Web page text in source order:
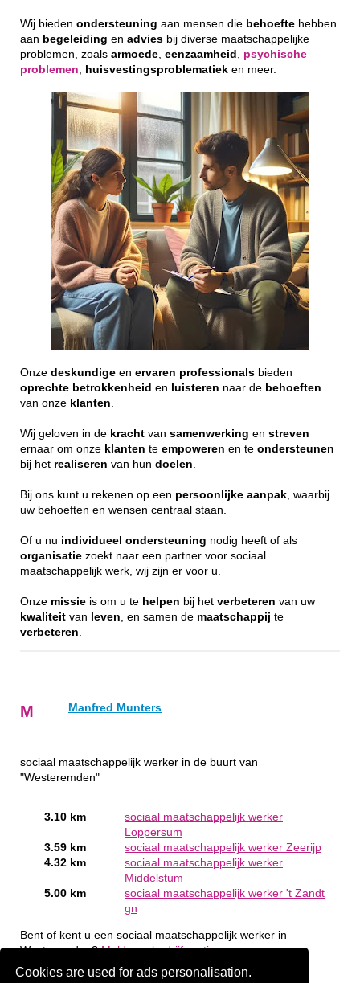
Cookies are used for ads personalisation.
Wij bieden ondersteuning aan mensen die behoefte hebben
aan begeleiding en advies bij diverse maatschappelijke
problemen, zoals armoede eenzaamheid
psychische
problemen
huisvestingsproblematiek en meer.
Onze deskundige en ervaren professionals bieden
oprechte betrokkenheid en luisteren naar de behoeften
van onze klanten
Wij geloven in de kracht van samenwerking en streven
ernaar om onze klanten te empoweren en te ondersteunen
bij het realiseren van hun doelen
Bij ons kunt u rekenen op een persoonlijke aanpak , waarbij
uw behoeften en wensen centraal staan.
Of u nu individueel ondersteuning nodig heeft of als
organisatie zoekt naar een partner voor sociaal
maatschappelijk werk, wij zijn er voor u.
Onze missie is om u te helpen bij het verbeteren van uw
kwaliteit van leven , en samen de maatschappij te
verbeteren
M Manfred Munters
sociaal maatschappelijk werker in de buurt van
"Westeremden"
3.10 km
sociaal maatschappelijk werker
Loppersum
3.59 km
sociaal maatschappelijk werker Zeerijp
4.32 km
sociaal maatschappelijk werker
Middelstum
5.00 km
sociaal maatschappelijk werker 't Zandt
gn
Bent of kent u een sociaal maatschappelijk werker in
Westeremden?Meld een bedrijf gratis aan